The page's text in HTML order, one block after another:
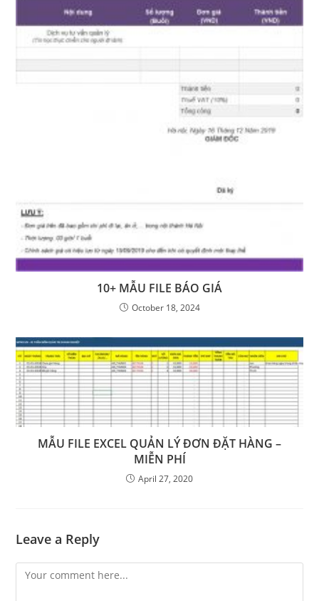
10+ MẪU FILE BÁO GIÁ
October 18, 2024
MẪU FILE EXCEL QUẢN LÝ ĐƠN ĐẶT HÀNG –
MIỄN PHÍ
April 27, 2020
Leave a Reply